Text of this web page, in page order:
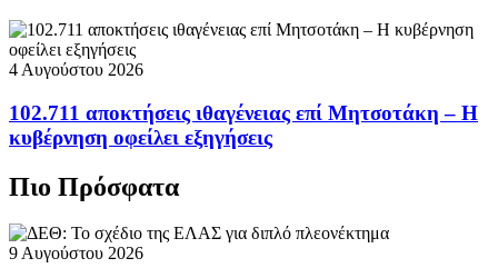
4 Αυγούστου 2026
102.711 αποκτήσεις ιθαγένειας επί Μητσοτάκη – Η
κυβέρνηση οφείλει εξηγήσεις
Πιο Πρόσφατα
9 Αυγούστου 2026